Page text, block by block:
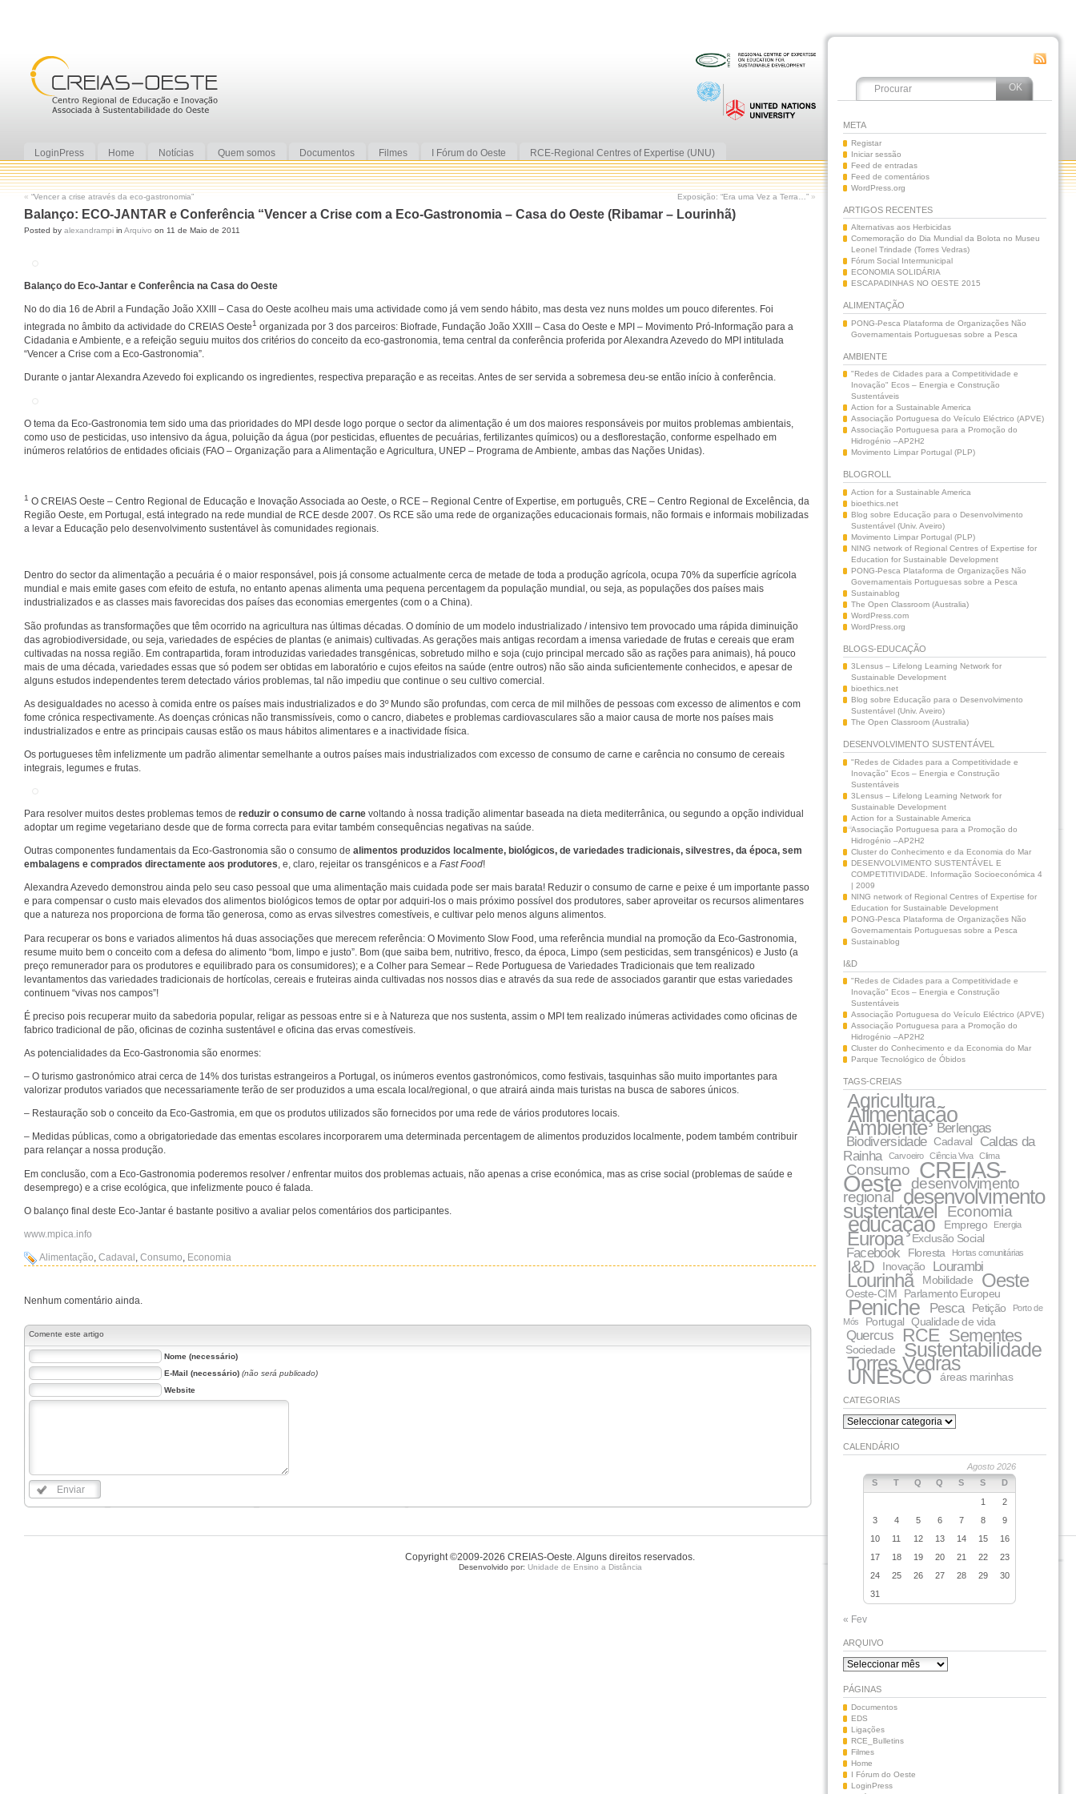
LoginPress Home Notícias Quem somos Documentos Filmes I Fórum do Oeste RCE-Regional Centres of Expertise (UNU)
« “Vencer a crise através da eco-gastronomia” Exposição: “Era uma Vez a Terra…” »
Balanço: ECO-JANTAR e Conferência “Vencer a Crise com a Eco-Gastronomia – Casa do Oeste (Ribamar – Lourinhã)
Posted by alexandrampi in Arquivo on 11 de Maio de 2011
Balanço do Eco-Jantar e Conferência na Casa do Oeste
No do dia 16 de Abril a Fundação João XXIII – Casa do Oeste acolheu mais uma actividade como já vem sendo hábito, mas desta vez nuns moldes um pouco diferentes. Foi
integrada no âmbito da actividade do CREIAS Oeste1 organizada por 3 dos parceiros: Biofrade, Fundação João XXIII – Casa do Oeste e MPI – Movimento Pró-Informação para a
Cidadania e Ambiente, e a refeição seguiu muitos dos critérios do conceito da eco-gastronomia, tema central da conferência proferida por Alexandra Azevedo do MPI intitulada
“Vencer a Crise com a Eco-Gastronomia”.
Durante o jantar Alexandra Azevedo foi explicando os ingredientes, respectiva preparação e as receitas. Antes de ser servida a sobremesa deu-se então início à conferência.
O tema da Eco-Gastronomia tem sido uma das prioridades do MPI desde logo porque o sector da alimentação é um dos maiores responsáveis por muitos problemas ambientais,
como uso de pesticidas, uso intensivo da água, poluição da água (por pesticidas, efluentes de pecuárias, fertilizantes químicos) ou a desflorestação, conforme espelhado em
inúmeros relatórios de entidades oficiais (FAO – Organização para a Alimentação e Agricultura, UNEP – Programa de Ambiente, ambas das Nações Unidas).
1 O CREIAS Oeste – Centro Regional de Educação e Inovação Associada ao Oeste, o RCE – Regional Centre of Expertise, em português, CRE – Centro Regional de Excelência, da
Região Oeste, em Portugal, está integrado na rede mundial de RCE desde 2007. Os RCE são uma rede de organizações educacionais formais, não formais e informais mobilizadas
a levar a Educação pelo desenvolvimento sustentável às comunidades regionais.
Dentro do sector da alimentação a pecuária é o maior responsável, pois já consome actualmente cerca de metade de toda a produção agrícola, ocupa 70% da superfície agrícola
mundial e mais emite gases com efeito de estufa, no entanto apenas alimenta uma pequena percentagem da população mundial, ou seja, as populações dos países mais
industrializados e as classes mais favorecidas dos países das economias emergentes (com o a China).
São profundas as transformações que têm ocorrido na agricultura nas últimas décadas. O domínio de um modelo industrializado / intensivo tem provocado uma rápida diminuição
das agrobiodiversidade, ou seja, variedades de espécies de plantas (e animais) cultivadas. As gerações mais antigas recordam a imensa variedade de frutas e cereais que eram
cultivadas na nossa região. Em contrapartida, foram introduzidas variedades transgénicas, sobretudo milho e soja (cujo principal mercado são as rações para animais), há pouco
mais de uma década, variedades essas que só podem ser obtidas em laboratório e cujos efeitos na saúde (entre outros) não são ainda suficientemente conhecidos, e apesar de
alguns estudos independentes terem detectado vários problemas, tal não impediu que continue o seu cultivo comercial.
As desigualdades no acesso à comida entre os países mais industrializados e do 3º Mundo são profundas, com cerca de mil milhões de pessoas com excesso de alimentos e com
fome crónica respectivamente. As doenças crónicas não transmissíveis, como o cancro, diabetes e problemas cardiovasculares são a maior causa de morte nos países mais
industrializados e entre as principais causas estão os maus hábitos alimentares e a inactividade física.
Os portugueses têm infelizmente um padrão alimentar semelhante a outros países mais industrializados com excesso de consumo de carne e carência no consumo de cereais
integrais, legumes e frutas.
Para resolver muitos destes problemas temos de reduzir o consumo de carne voltando à nossa tradição alimentar baseada na dieta mediterrânica, ou segundo a opção individual
adoptar um regime vegetariano desde que de forma correcta para evitar também consequências negativas na saúde.
Outras componentes fundamentais da Eco-Gastronomia são o consumo de alimentos produzidos localmente, biológicos, de variedades tradicionais, silvestres, da época, sem
embalagens e comprados directamente aos produtores, e, claro, rejeitar os transgénicos e a Fast Food!
Alexandra Azevedo demonstrou ainda pelo seu caso pessoal que uma alimentação mais cuidada pode ser mais barata! Reduzir o consumo de carne e peixe é um importante passo
e para compensar o custo mais elevados dos alimentos biológicos temos de optar por adquiri-los o mais próximo possível dos produtores, saber aproveitar os recursos alimentares
que a natureza nos proporciona de forma tão generosa, como as ervas silvestres comestíveis, e cultivar pelo menos alguns alimentos.
Para recuperar os bons e variados alimentos há duas associações que merecem referência: O Movimento Slow Food, uma referência mundial na promoção da Eco-Gastronomia,
resume muito bem o conceito com a defesa do alimento “bom, limpo e justo”. Bom (que saiba bem, nutritivo, fresco, da época, Limpo (sem pesticidas, sem transgénicos) e Justo (a
preço remunerador para os produtores e equilibrado para os consumidores); e a Colher para Semear – Rede Portuguesa de Variedades Tradicionais que tem realizado
levantamentos das variedades tradicionais de hortícolas, cereais e fruteiras ainda cultivadas nos nossos dias e através da sua rede de associados garantir que estas variedades
continuem “vivas nos campos”!
É preciso pois recuperar muito da sabedoria popular, religar as pessoas entre si e à Natureza que nos sustenta, assim o MPI tem realizado inúmeras actividades como oficinas de
fabrico tradicional de pão, oficinas de cozinha sustentável e oficina das ervas comestíveis.
As potencialidades da Eco-Gastronomia são enormes:
– O turismo gastronómico atrai cerca de 14% dos turistas estrangeiros a Portugal, os inúmeros eventos gastronómicos, como festivais, tasquinhas são muito importantes para
valorizar produtos variados que necessariamente terão de ser produzidos a uma escala local/regional, o que atrairá ainda mais turistas na busca de sabores únicos.
– Restauração sob o conceito da Eco-Gastromia, em que os produtos utilizados são fornecidos por uma rede de vários produtores locais.
– Medidas públicas, como a obrigatoriedade das ementas escolares incorporarem uma determinada percentagem de alimentos produzidos localmente, podem também contribuir
para relançar a nossa produção.
Em conclusão, com a Eco-Gastronomia poderemos resolver / enfrentar muitos dos problemas actuais, não apenas a crise económica, mas as crise social (problemas de saúde e
desemprego) e a crise ecológica, que infelizmente pouco é falada.
O balanço final deste Eco-Jantar é bastante positivo a avaliar pelos comentários dos participantes.
www.mpica.info
Alimentação, Cadaval , Consumo, Economia
Nenhum comentário ainda.
Comente este artigo
Nome (necessário)
E-Mail (necessário) (não será publicado)
Website
Enviar
META
Registar
Iniciar sessão
Feed de entradas
Feed de comentários
WordPress.org
ARTIGOS RECENTES
Alternativas aos Herbicidas
Comemoração do Dia Mundial da Bolota no Museu
Leonel Trindade (Torres Vedras)
Fórum Social Intermunicipal
ECONOMIA SOLIDÁRIA
ESCAPADINHAS NO OESTE 2015
ALIMENTAÇÃO
PONG-Pesca Plataforma de Organizações Não
Governamentais Portuguesas sobre a Pesca
AMBIENTE
"Redes de Cidades para a Competitividade e
Inovação" Ecos – Energia e Construção
Sustentáveis
Action for a Sustainable America
Associação Portuguesa do Veículo Eléctrico (APVE)
Associação Portuguesa para a Promoção do
Hidrogénio –AP2H2
Movimento Limpar Portugal (PLP)
BLOGROLL
Action for a Sustainable America
bioethics.net
Blog sobre Educação para o Desenvolvimento
Sustentável (Univ. Aveiro)
Movimento Limpar Portugal (PLP)
NING network of Regional Centres of Expertise for
Education for Sustainable Development
PONG-Pesca Plataforma de Organizações Não
Governamentais Portuguesas sobre a Pesca
Sustainablog
The Open Classroom (Australia)
WordPress.com
WordPress.org
BLOGS-EDUCAÇÃO
3Lensus – Lifelong Learning Network for
Sustainable Development
bioethics.net
Blog sobre Educação para o Desenvolvimento
Sustentável (Univ. Aveiro)
The Open Classroom (Australia)
DESENVOLVIMENTO SUSTENTÁVEL
"Redes de Cidades para a Competitividade e
Inovação" Ecos – Energia e Construção
Sustentáveis
3Lensus – Lifelong Learning Network for
Sustainable Development
Action for a Sustainable America
Associação Portuguesa para a Promoção do
Hidrogénio –AP2H2
Cluster do Conhecimento e da Economia do Mar
DESENVOLVIMENTO SUSTENTÁVEL E
COMPETITIVIDADE. Informação Socioeconómica 4
| 2009
NING network of Regional Centres of Expertise for
Education for Sustainable Development
PONG-Pesca Plataforma de Organizações Não
Governamentais Portuguesas sobre a Pesca
Sustainablog
I&D
"Redes de Cidades para a Competitividade e
Inovação" Ecos – Energia e Construção
Sustentáveis
Associação Portuguesa do Veículo Eléctrico (APVE)
Associação Portuguesa para a Promoção do
Hidrogénio –AP2H2
Cluster do Conhecimento e da Economia do Mar
Parque Tecnológico de Óbidos
TAGS-CREIAS
Agricultura
Alimentação
Ambiente
Berlengas
Biodiversidade Cadaval
Caldas da
Rainha
Carvoeiro Ciência Viva Clima
Consumo CREIAS-
Oeste
desenvolvimento
regional
desenvolvimento
sustentável Economia
educação Emprego Energia
Europa Exclusão Social
Facebook Floresta Hortas comunitárias
I&D Inovação Lourambi
Lourinhã Mobilidade Oeste
Oeste-CIM Parlamento Europeu
Peniche Pesca Petição
Porto de
Mós
Portugal Qualidade de vida
Quercus RCE Sementes
Sociedade Sustentabilidade
Torres Vedras
UNESCO áreas marinhas
CATEGORIAS
categorias
CALENDÁRIO
Agosto 2026
S
T Q Q S S
D
1
2
3
4 5 6 7 8
9
10
11 12 13 14 15
16
17
18 19 20 21 22
23
24
25 26 27 28 29
30
31
« Fev
ARQUIVO
Arquivo
PÁGINAS
Documentos
EDS
Ligações
RCE_Bulletins
Filmes
Home
I Fórum do Oeste
LoginPress
Copyright ©2009-2026 CREIAS-Oeste. Alguns direitos reservados.
Desenvolvido por: Unidade de Ensino a Distância